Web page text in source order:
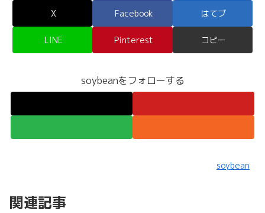
X Facebook はてブ
LINE Pinterest コピー
soybeanをフォローする
soybean
関連記事